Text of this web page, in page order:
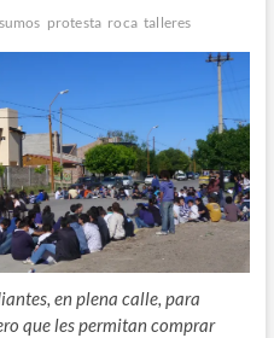
ú
protesta roca talleres
en plena calle, para
que les permitan comprar